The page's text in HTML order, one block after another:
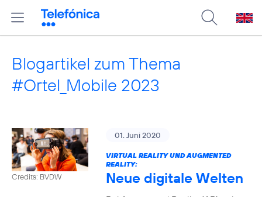
Blogartikel zum Thema
#Ortel_Mobile 2023
Credits: BVDW
01. Juni 2020
VIRTUAL REALITY UND AUGMENTED
REALITY:
Neue digitale Welten